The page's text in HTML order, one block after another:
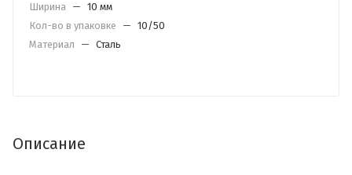
Ширина — 10 мм
Кол-во в упаковке
— 10/50
Материал
— Сталь
Описание